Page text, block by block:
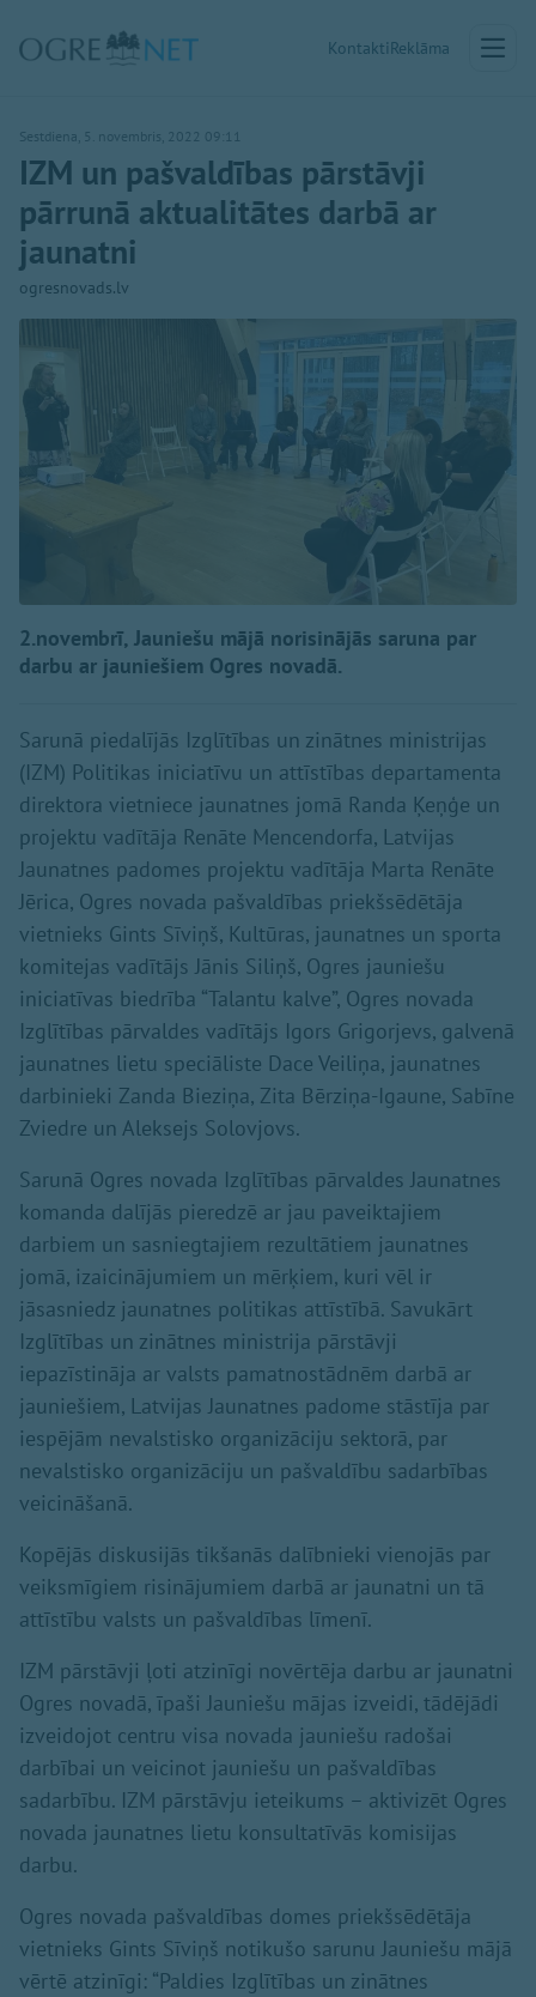
KontaktiReklāma
Sestdiena, 5. novembris, 2022 09:11
IZM un pašvaldības pārstāvji
pārrunā aktualitātes darbā ar
jaunatni
ogresnovads.lv
2.novembrī, Jauniešu mājā norisinājās saruna par
darbu ar jauniešiem Ogres novadā.
Sarunā piedalījās Izglītības un zinātnes ministrijas
(IZM) Politikas iniciatīvu un attīstības departamenta
direktora vietniece jaunatnes jomā Randa Ķeņģe un
projektu vadītāja Renāte Mencendorfa, Latvijas
Jaunatnes padomes projektu vadītāja Marta Renāte
Jērica, Ogres novada pašvaldības priekšsēdētāja
vietnieks Gints Sīviņš, Kultūras, jaunatnes un sporta
komitejas vadītājs Jānis Siliņš, Ogres jauniešu
iniciatīvas biedrība “Talantu kalve”, Ogres novada
Izglītības pārvaldes vadītājs Igors Grigorjevs, galvenā
jaunatnes lietu speciāliste Dace Veiliņa, jaunatnes
darbinieki Zanda Bieziņa, Zita Bērziņa-Igaune, Sabīne
Zviedre un Aleksejs Solovjovs.
Sarunā Ogres novada Izglītības pārvaldes Jaunatnes
komanda dalījās pieredzē ar jau paveiktajiem
darbiem un sasniegtajiem rezultātiem jaunatnes
jomā, izaicinājumiem un mērķiem, kuri vēl ir
jāsasniedz jaunatnes politikas attīstībā. Savukārt
Izglītības un zinātnes ministrija pārstāvji
iepazīstināja ar valsts pamatnostādnēm darbā ar
jauniešiem, Latvijas Jaunatnes padome stāstīja par
iespējām nevalstisko organizāciju sektorā, par
nevalstisko organizāciju un pašvaldību sadarbības
veicināšanā.
Kopējās diskusijās tikšanās dalībnieki vienojās par
veiksmīgiem risinājumiem darbā ar jaunatni un tā
attīstību valsts un pašvaldības līmenī.
IZM pārstāvji ļoti atzinīgi novērtēja darbu ar jaunatni
Ogres novadā, īpaši Jauniešu mājas izveidi, tādējādi
izveidojot centru visa novada jauniešu radošai
darbībai un veicinot jauniešu un pašvaldības
sadarbību. IZM pārstāvju ieteikums – aktivizēt Ogres
novada jaunatnes lietu konsultatīvās komisijas
darbu.
Ogres novada pašvaldības domes priekšsēdētāja
vietnieks Gints Sīviņš notikušo sarunu Jauniešu mājā
vērtē atzinīgi: “Paldies Izglītības un zinātnes